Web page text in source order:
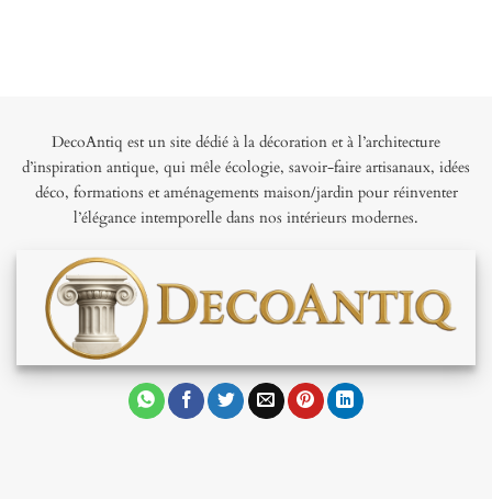
DecoAntiq est un site dédié à la décoration et à l’architecture
d’inspiration antique, qui mêle écologie, savoir-faire artisanaux, idées
déco, formations et aménagements maison/jardin pour réinventer
l’élégance intemporelle dans nos intérieurs modernes.